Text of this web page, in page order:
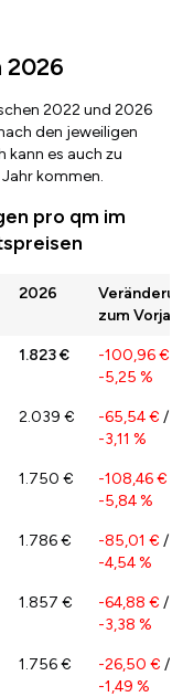
2026
2022 und 2026
den jeweiligen
kann es auch zu
kommen.
pro qm im
2026
zum
1.823 € -100,96 €
-5,25 %
2.039 € -65,54 € /
-3,11 %
1.750 € -108,46 €
-5,84 %
1.786 € -85,01 € /
-4,54 %
1.857 € -64,88 € /
-3,38 %
1.756 € -26,50 € /
-1,49 %